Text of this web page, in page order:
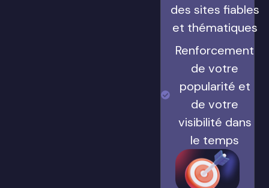
des sites fiables
et thématiques
Renforcement
de votre
popularité et
de votre
visibilité dans
le temps